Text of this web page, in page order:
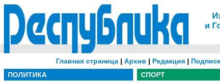
и
Главная страница| Архив | Редакция|
ПОЛИТИКА
СПОРТ